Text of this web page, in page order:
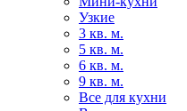
Узкие
3 кв. м.
5 кв. м.
6 кв. м.
9 кв. м.
Все для кухни